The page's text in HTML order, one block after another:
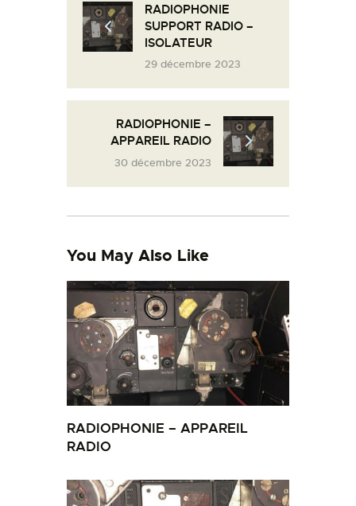
L’ATELIER DE L’AIR
LA SNCAC
PROJET ATELIER DE
L’AIR 606
LA PISTE D’ENVOL
RADIOPHONIE
SUPPORT RADIO –
ISOLATEUR
29 décembre 2023
RADIOPHONIE –
APPAREIL RADIO
30 décembre 2023
You May Also Like
RADIOPHONIE – APPAREIL
RADIO